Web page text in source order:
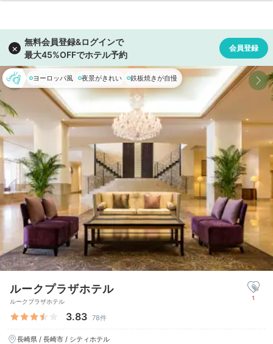
ヨーロッパ風 夜景がきれい 鉄板焼きが自慢
ルークプラザホテル
ルークプラザホテル
3.83 78件
長崎県 / 長崎市 / シティホテル
1